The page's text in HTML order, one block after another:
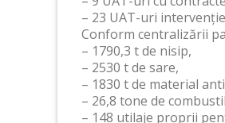
– 23 UAT-uri
Conform centralizării
– 1790,3 t de nisip,
– 2530 t de sare,
– 1830 t de material
– 26,8 tone de
– 148 utilaje proprii